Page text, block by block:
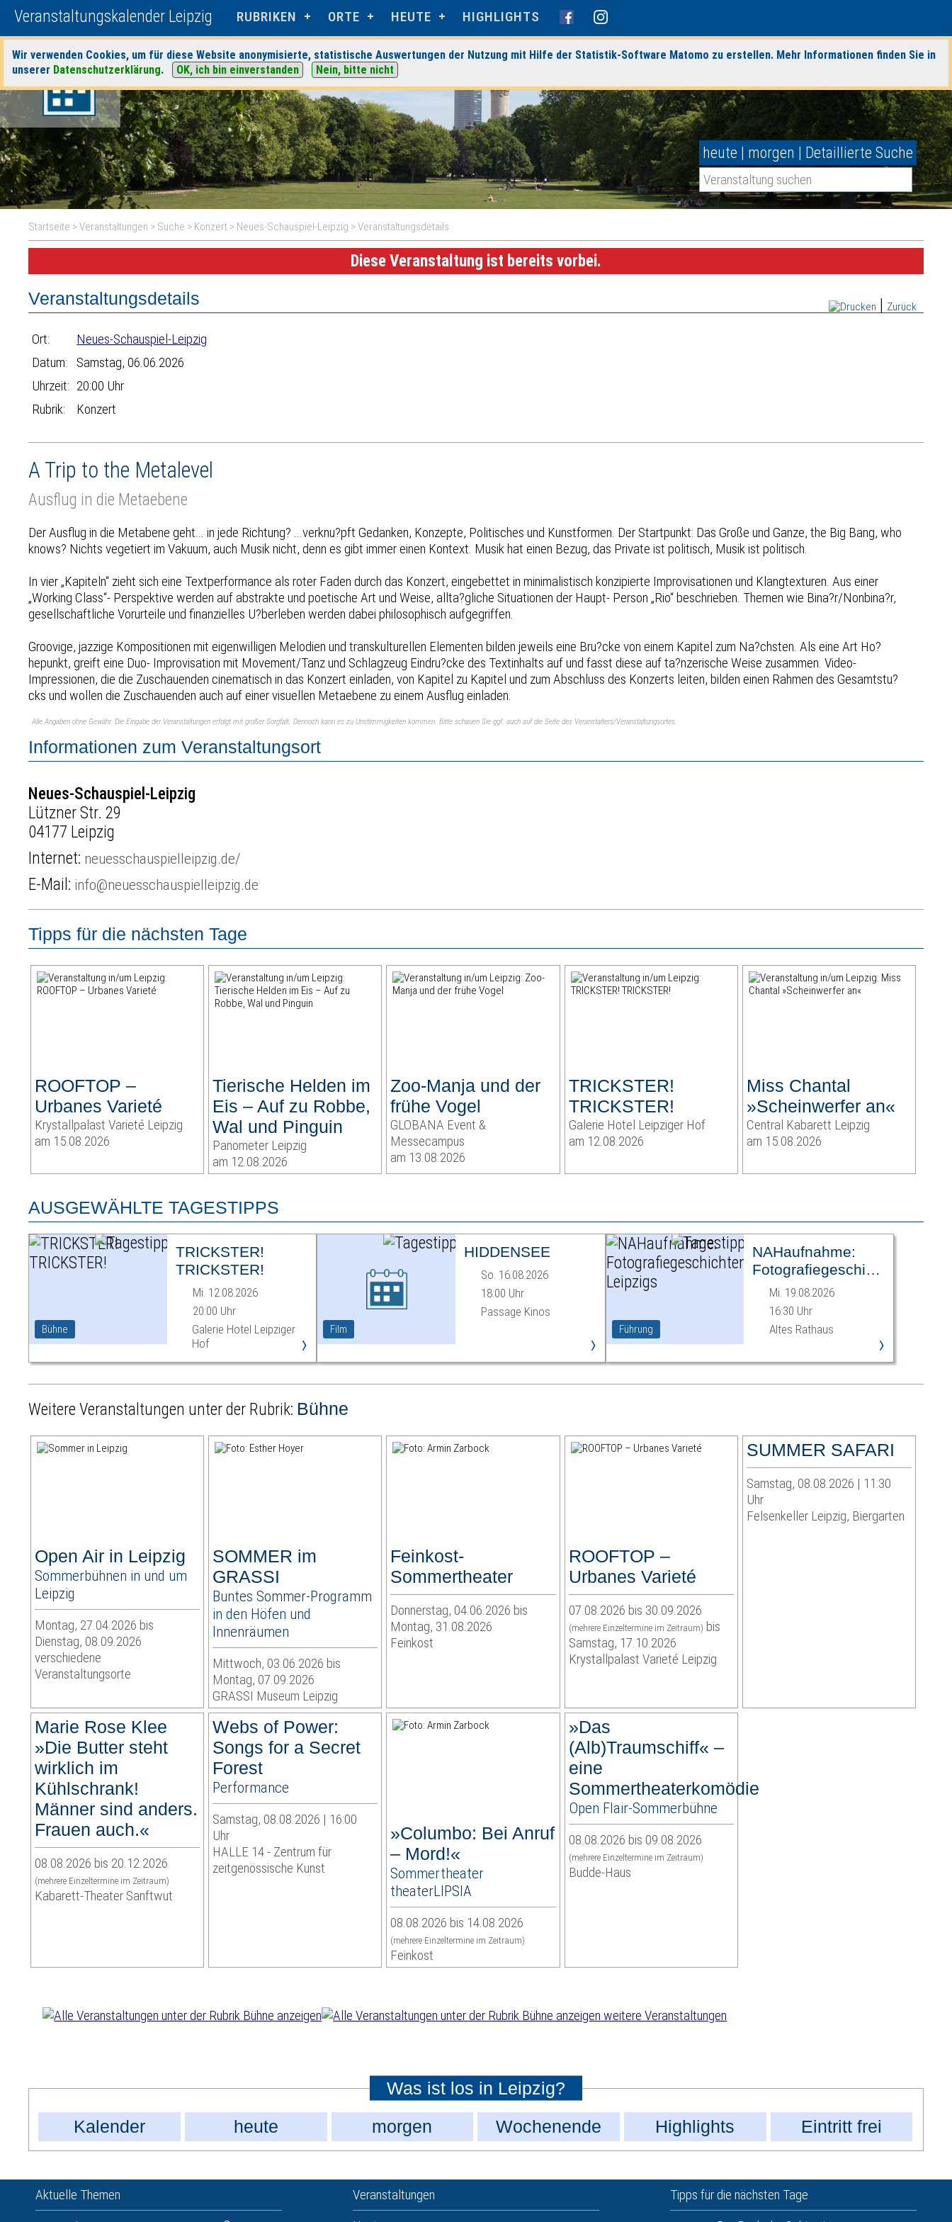
Veranstaltungskalender Leipzig RUBRIKEN ORTE HEUTE HIGHLIGHTS
Wir verwenden Cookies, um für diese Website anonymisierte, statistische Auswertungen der Nutzung mit Hilfe der Statistik-Software Matomo zu erstellen. Mehr Informationen finden Sie in
unserer Datenschutzerklärung. OK, ich bin einverstanden Nein, bitte nicht
heute | morgen | Detaillierte Suche
Startseite >Veranstaltungen > Suche > Konzert > Neues-Schauspiel-Leipzig > Veranstaltungsdetails
Diese Veranstaltung ist bereits vorbei.
Zurück
Veranstaltungsdetails
Ort:
Neues-Schauspiel-Leipzig
Datum:
Samstag, 06.06.2026
Uhrzeit: 20:00 Uhr
Rubrik:
Konzert
A Trip to the Metalevel
Ausflug in die Metaebene
Der Ausflug in die Metabene geht... in jede Richtung? ...verknu?pft Gedanken, Konzepte, Politisches und Kunstformen. Der Startpunkt: Das Große und Ganze, the Big Bang, who
knows? Nichts vegetiert im Vakuum, auch Musik nicht, denn es gibt immer einen Kontext. Musik hat einen Bezug, das Private ist politisch, Musik ist politisch.
In vier „Kapiteln“ zieht sich eine Textperformance als roter Faden durch das Konzert, eingebettet in minimalistisch konzipierte Improvisationen und Klangtexturen. Aus einer
„Working Class“- Perspektive werden auf abstrakte und poetische Art und Weise, allta?gliche Situationen der Haupt- Person „Rio“ beschrieben. Themen wie Bina?r/Nonbina?r,
gesellschaftliche Vorurteile und finanzielles U?berleben werden dabei philosophisch aufgegriffen.
Groovige, jazzige Kompositionen mit eigenwilligen Melodien und transkulturellen Elementen bilden jeweils eine Bru?cke von einem Kapitel zum Na?chsten. Als eine Art Ho?
hepunkt, greift eine Duo- Improvisation mit Movement/Tanz und Schlagzeug Eindru?cke des Textinhalts auf und fasst diese auf ta?nzerische Weise zusammen. Video-
Impressionen, die die Zuschauenden cinematisch in das Konzert einladen, von Kapitel zu Kapitel und zum Abschluss des Konzerts leiten, bilden einen Rahmen des Gesamtstu?
cks und wollen die Zuschauenden auch auf einer visuellen Metaebene zu einem Ausflug einladen.
Alle Angaben ohne Gewähr. Die Eingabe der Veranstaltungen erfolgt mit großer Sorgfalt. Dennoch kann es zu Unstimmigkeiten kommen. Bitte schauen Sie ggf. auch auf die Seite des Veranstalters/Veranstaltungsortes.
Informationen zum Veranstaltungsort
Neues-Schauspiel-Leipzig
Lützner Str. 29
04177 Leipzig
Internet: neuesschauspielleipzig.de/
E-Mail: info@neuesschauspielleipzig.de
Tipps für die nächsten Tage
ROOFTOP –
Urbanes Varieté
Krystallpalast Varieté Leipzig
am 15.08.2026
Tierische Helden im
Eis – Auf zu Robbe,
Wal und Pinguin
Panometer Leipzig
am 12.08.2026
Zoo-Manja und der
frühe Vogel
GLOBANA Event &
Messecampus
am 13.08.2026
TRICKSTER!
TRICKSTER!
Galerie Hotel Leipziger Hof
am 12.08.2026
Miss Chantal
»Scheinwerfer an«
Central Kabarett Leipzig
am 15.08.2026
AUSGEWÄHLTE TAGESTIPPS
Bühne
TRICKSTER!
TRICKSTER!
Mi. 12.08.2026
20:00 Uhr
Galerie Hotel Leipziger
Hof
›
Film
HIDDENSEE
So. 16.08.2026
18:00 Uhr
Passage Kinos
›
Führung
NAHaufnahme:
Fotografiegeschichten
Leipzigs
Mi. 19.08.2026
16:30 Uhr
Altes Rathaus
›
Weitere Veranstaltungen unter der Rubrik: Bühne
Open Air in Leipzig
Sommerbühnen in und um
Leipzig
Montag, 27.04.2026 bis
Dienstag, 08.09.2026
verschiedene
Veranstaltungsorte
SOMMER im
GRASSI
Buntes Sommer-Programm
in den Höfen und
Innenräumen
Mittwoch, 03.06.2026 bis
Montag, 07.09.2026
GRASSI Museum Leipzig
Feinkost-
Sommertheater
Donnerstag, 04.06.2026 bis
Montag, 31.08.2026
Feinkost
ROOFTOP –
Urbanes Varieté
07.08.2026 bis 30.09.2026
(mehrere Einzeltermine im Zeitraum) bis
Samstag, 17.10.2026
Krystallpalast Varieté Leipzig
SUMMER SAFARI
Samstag, 08.08.2026 | 11:30
Uhr
Felsenkeller Leipzig, Biergarten
Marie Rose Klee
»Die Butter steht
wirklich im
Kühlschrank!
Männer sind anders.
Frauen auch.«
08.08.2026 bis 20.12.2026
(mehrere Einzeltermine im Zeitraum)
Kabarett-Theater Sanftwut
Webs of Power:
Songs for a Secret
Forest
Performance
Samstag, 08.08.2026 | 16:00
Uhr
HALLE 14 - Zentrum für
zeitgenössische Kunst
»Columbo: Bei Anruf
– Mord!«
Sommertheater
theaterLIPSIA
08.08.2026 bis 14.08.2026
(mehrere Einzeltermine im Zeitraum)
Feinkost
»Das
(Alb)Traumschiff« –
eine
Sommertheaterkomödie
Open Flair-Sommerbühne
08.08.2026 bis 09.08.2026
(mehrere Einzeltermine im Zeitraum)
Budde-Haus
weitere Veranstaltungen
Was ist los in Leipzig?
Kalender
heute morgen Wochenende Highlights Eintritt frei
Aktuelle Themen
Veranstaltungen
Tipps für die nächsten Tage